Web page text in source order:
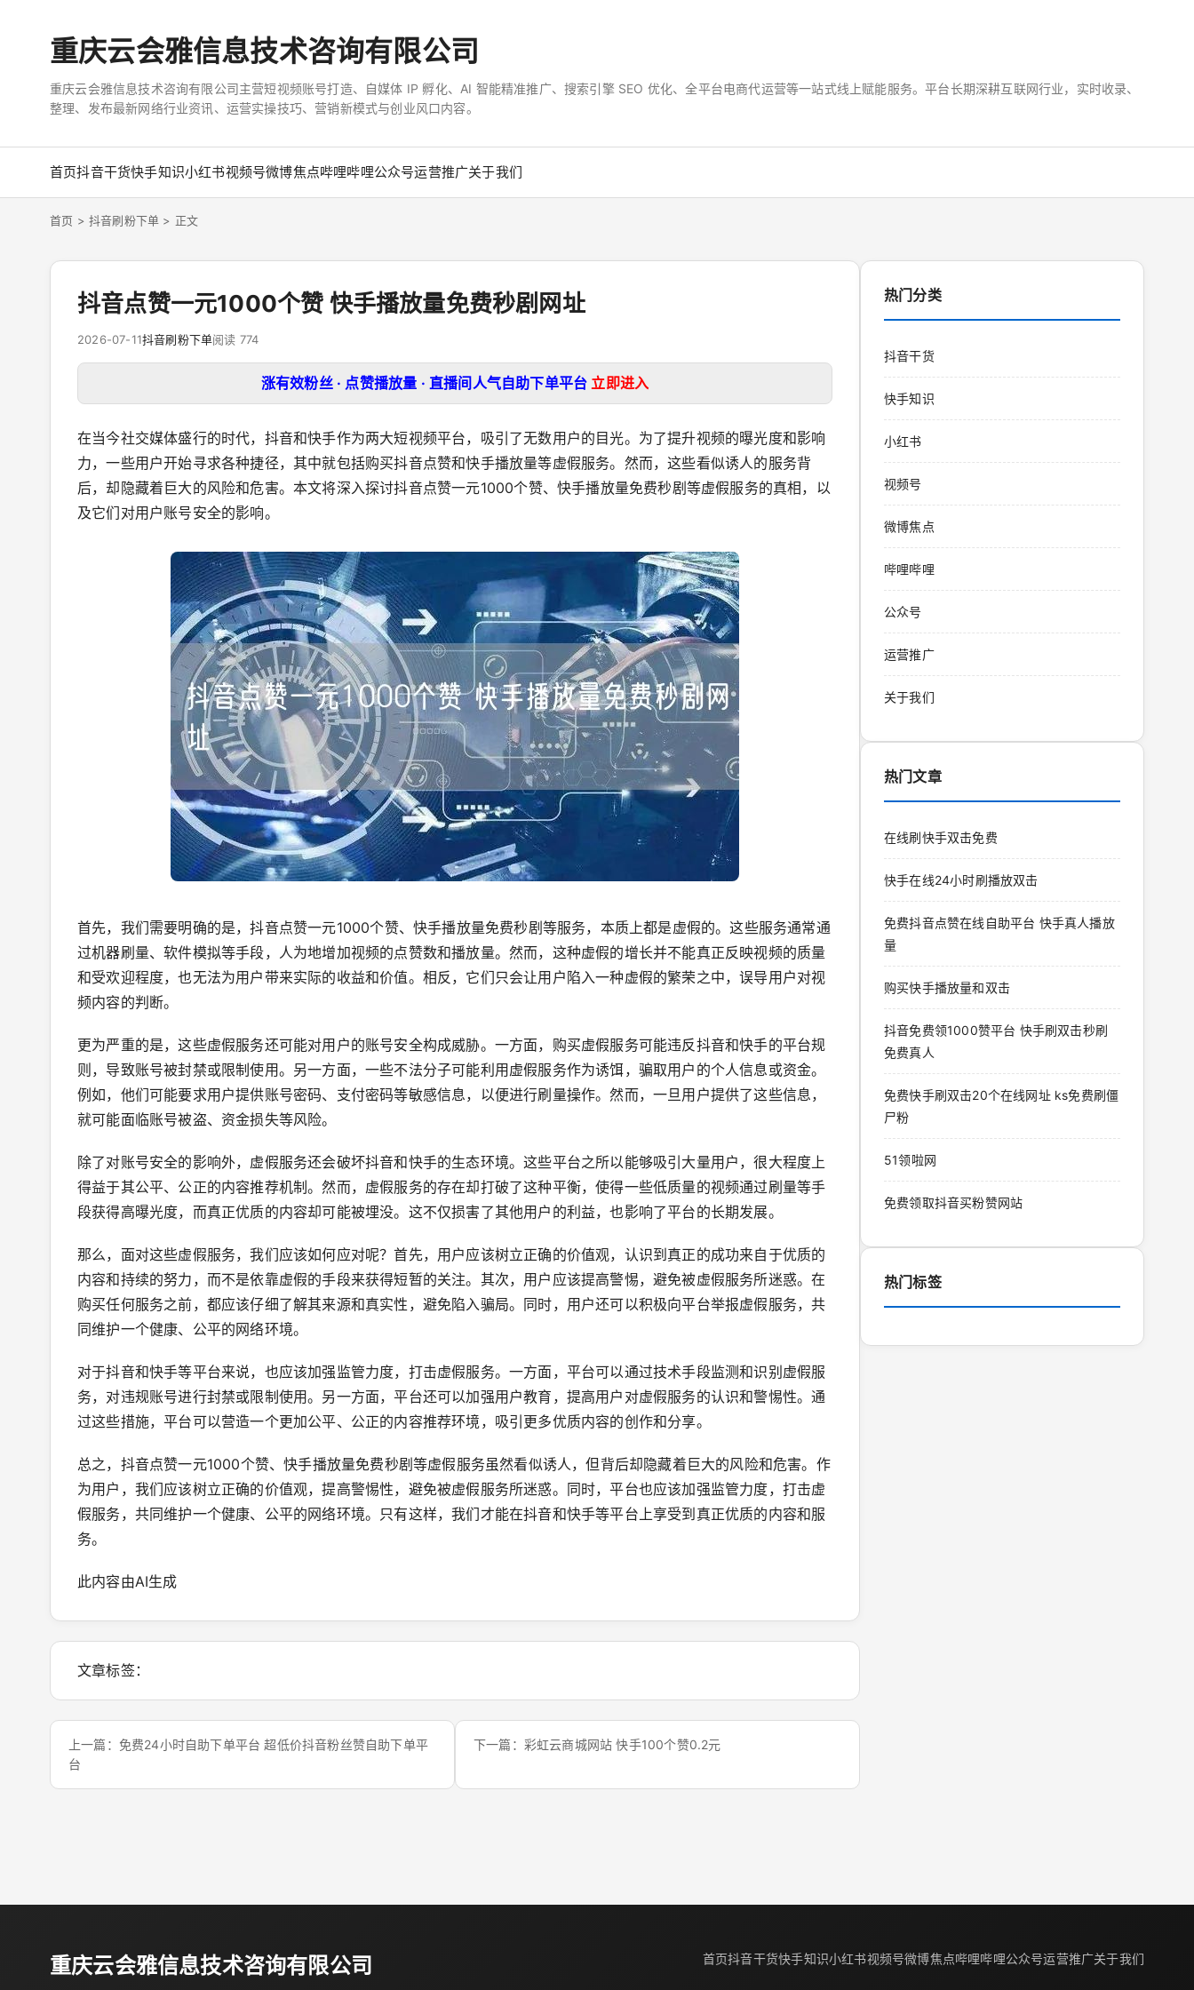
重庆云会雅信息技术咨询有限公司
重庆云会雅信息技术咨询有限公司主营短视频账号打造、自媒体 IP 孵化、AI 智能精准推广、搜索引擎 SEO 优化、全平台电商代运营等一站式线上赋能服务。平台长期深耕互联网行业，实时收录、
整理、发布最新网络行业资讯、运营实操技巧、营销新模式与创业风口内容。
首页抖音干货快手知识小红书视频号微博焦点哔哩哔哩公众号运营推广关于我们
首页 >抖音刷粉下单 > 正文
抖音点赞一元1000个赞 快手播放量免费秒剧网址
2026-07-11抖音刷粉下单阅读 774
涨有效粉丝 · 点赞播放量 · 直播间人气自助下单平台立即进入
在当今社交媒体盛行的时代，抖音和快手作为两大短视频平台，吸引了无数用户的目光。为了提升视频的曝光度和影响
力，一些用户开始寻求各种捷径，其中就包括购买抖音点赞和快手播放量等虚假服务。然而，这些看似诱人的服务背
后，却隐藏着巨大的风险和危害。本文将深入探讨抖音点赞一元1000个赞、快手播放量免费秒剧等虚假服务的真相，以
及它们对用户账号安全的影响。
首先，我们需要明确的是，抖音点赞一元1000个赞、快手播放量免费秒剧等服务，本质上都是虚假的。这些服务通常通
过机器刷量、软件模拟等手段，人为地增加视频的点赞数和播放量。然而，这种虚假的增长并不能真正反映视频的质量
和受欢迎程度，也无法为用户带来实际的收益和价值。相反，它们只会让用户陷入一种虚假的繁荣之中，误导用户对视
频内容的判断。
更为严重的是，这些虚假服务还可能对用户的账号安全构成威胁。一方面，购买虚假服务可能违反抖音和快手的平台规
则，导致账号被封禁或限制使用。另一方面，一些不法分子可能利用虚假服务作为诱饵，骗取用户的个人信息或资金。
例如，他们可能要求用户提供账号密码、支付密码等敏感信息，以便进行刷量操作。然而，一旦用户提供了这些信息，
就可能面临账号被盗、资金损失等风险。
除了对账号安全的影响外，虚假服务还会破坏抖音和快手的生态环境。这些平台之所以能够吸引大量用户，很大程度上
得益于其公平、公正的内容推荐机制。然而，虚假服务的存在却打破了这种平衡，使得一些低质量的视频通过刷量等手
段获得高曝光度，而真正优质的内容却可能被埋没。这不仅损害了其他用户的利益，也影响了平台的长期发展。
那么，面对这些虚假服务，我们应该如何应对呢？首先，用户应该树立正确的价值观，认识到真正的成功来自于优质的
内容和持续的努力，而不是依靠虚假的手段来获得短暂的关注。其次，用户应该提高警惕，避免被虚假服务所迷惑。在
购买任何服务之前，都应该仔细了解其来源和真实性，避免陷入骗局。同时，用户还可以积极向平台举报虚假服务，共
同维护一个健康、公平的网络环境。
对于抖音和快手等平台来说，也应该加强监管力度，打击虚假服务。一方面，平台可以通过技术手段监测和识别虚假服
务，对违规账号进行封禁或限制使用。另一方面，平台还可以加强用户教育，提高用户对虚假服务的认识和警惕性。通
过这些措施，平台可以营造一个更加公平、公正的内容推荐环境，吸引更多优质内容的创作和分享。
总之，抖音点赞一元1000个赞、快手播放量免费秒剧等虚假服务虽然看似诱人，但背后却隐藏着巨大的风险和危害。作
为用户，我们应该树立正确的价值观，提高警惕性，避免被虚假服务所迷惑。同时，平台也应该加强监管力度，打击虚
假服务，共同维护一个健康、公平的网络环境。只有这样，我们才能在抖音和快手等平台上享受到真正优质的内容和服
务。
此内容由AI生成
文章标签：
上一篇：免费24小时自助下单平台 超低价抖音粉丝赞自助下单平
台
下一篇：彩虹云商城网站 快手100个赞0.2元
热门分类
抖音干货
快手知识
小红书
视频号
微博焦点
哔哩哔哩
公众号
运营推广
关于我们
热门文章
在线刷快手双击免费
快手在线24小时刷播放双击
免费抖音点赞在线自助平台 快手真人播放
量
购买快手播放量和双击
抖音免费领1000赞平台 快手刷双击秒刷
免费真人
免费快手刷双击20个在线网址 ks免费刷僵
尸粉
51领啦网
免费领取抖音买粉赞网站
热门标签
重庆云会雅信息技术咨询有限公司 首页抖音干货快手知识小红书视频号微博焦点哔哩哔哩公众号运营推广关于我们